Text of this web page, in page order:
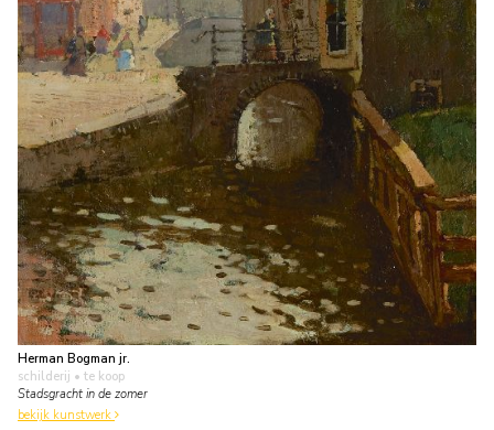
Herman Bogman jr.
schilderij • te koop
Stadsgracht in de zomer
bekijk kunstwerk